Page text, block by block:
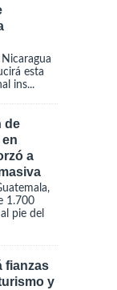
esta
ins...
de
a
1.700
pie del
fianzas
y